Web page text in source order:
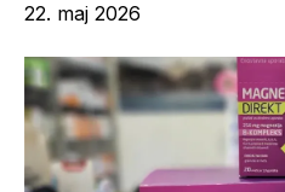
22. maj 2026